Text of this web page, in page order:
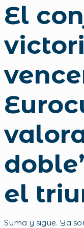
El
el
Suma y sigue. Ya